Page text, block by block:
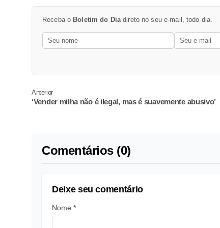
Receba o Boletim do Diadireto no seu e-mail, todo dia.
Anterior
‘Vender milha não é ilegal, mas é suavemente abusivo’
Comentários (0)
Deixe seu comentário
Nome *